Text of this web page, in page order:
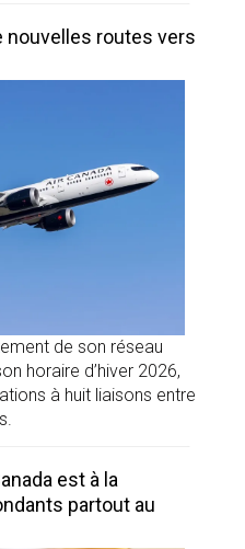
nouvelles routes vers
de son réseau
horaire d’hiver 2026,
à huit liaisons entre
est à la
partout au